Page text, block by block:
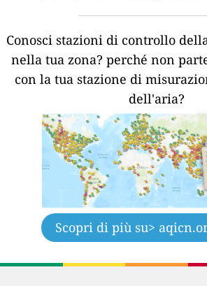
Conosci stazioni di controllo
nella tua zona? perché non
con la tua stazione di
dell'aria?
Scopri di più su>